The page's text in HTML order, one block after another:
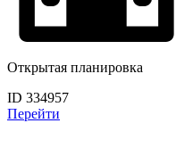
Открытая планировка
ID 334957
Перейти